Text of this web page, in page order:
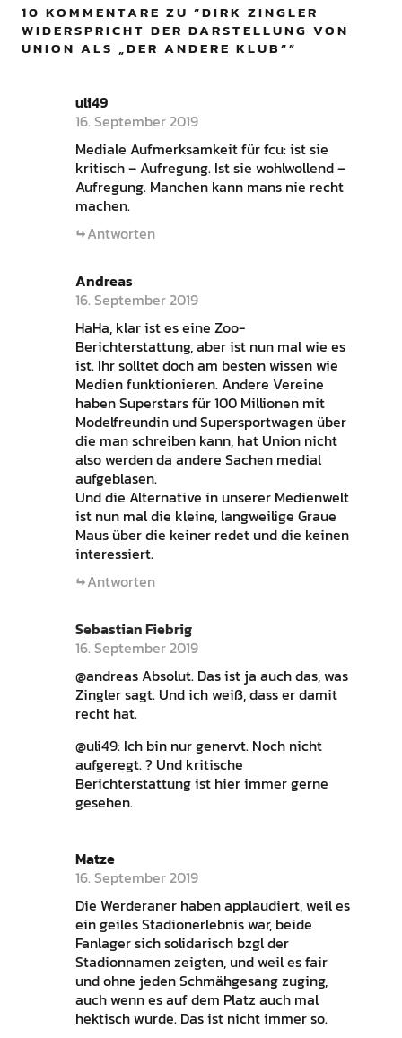
10 KOMMENTARE ZU “DIRK ZINGLER
WIDERSPRICHT DER DARSTELLUNG VON
UNION ALS „DER ANDERE KLUB“”
uli49
16. September 2019
Mediale Aufmerksamkeit für fcu: ist sie
kritisch – Aufregung. Ist sie wohlwollend –
Aufregung. Manchen kann mans nie recht
machen.
Antworten
Andreas
16. September 2019
HaHa, klar ist es eine Zoo-
Berichterstattung, aber ist nun mal wie es
ist. Ihr solltet doch am besten wissen wie
Medien funktionieren. Andere Vereine
haben Superstars für 100 Millionen mit
Modelfreundin und Supersportwagen über
die man schreiben kann, hat Union nicht
also werden da andere Sachen medial
aufgeblasen.
Und die Alternative in unserer Medienwelt
ist nun mal die kleine, langweilige Graue
Maus über die keiner redet und die keinen
interessiert.
Antworten
Sebastian Fiebrig
16. September 2019
@andreas Absolut. Das ist ja auch das, was
Zingler sagt. Und ich weiß, dass er damit
recht hat.
@uli49: Ich bin nur genervt. Noch nicht
aufgeregt. ? Und kritische
Berichterstattung ist hier immer gerne
gesehen.
Matze
16. September 2019
Die Werderaner haben applaudiert, weil es
ein geiles Stadionerlebnis war, beide
Fanlager sich solidarisch bzgl der
Stadionnamen zeigten, und weil es fair
und ohne jeden Schmähgesang zuging,
auch wenn es auf dem Platz auch mal
hektisch wurde. Das ist nicht immer so.